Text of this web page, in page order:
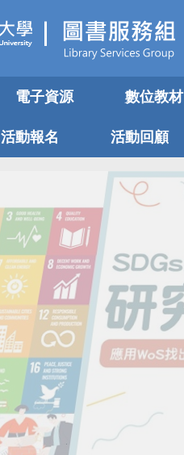
電子資源 數位教材
活動報名 活動回顧